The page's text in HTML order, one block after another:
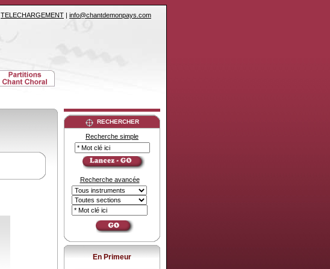
TELECHARGEMENT | info@chantdemonpays.com
RECHERCHER
Recherche simple
Recherche avancée
En Primeur